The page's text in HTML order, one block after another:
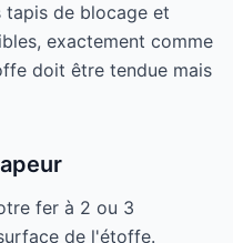
de blocage et
exactement comme
doit être tendue mais
fer à 2 ou 3
de l'étoffe.